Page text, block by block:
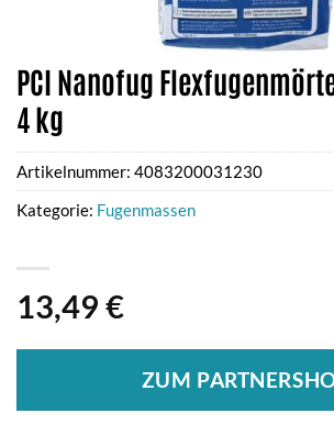
PCI Nanofug
4 kg
13,49 €
ZUM
Artikelnummer: 4083200031230
Kategorie: Fugenmassen